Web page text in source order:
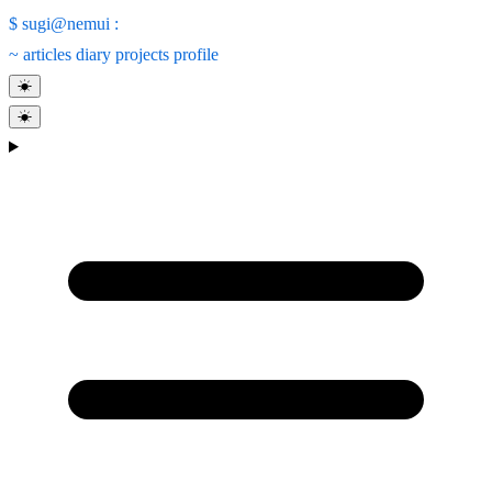
$ sugi@nemui :
~ articles diary projects profile
☀
☀